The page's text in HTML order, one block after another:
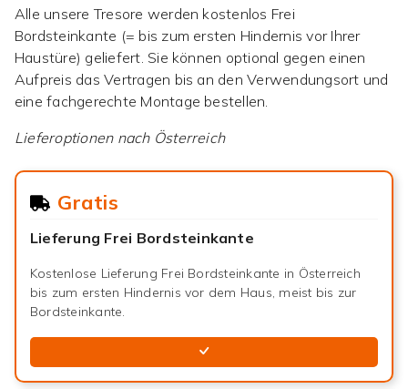
Alle unsere Tresore werden kostenlos Frei
Bordsteinkante (= bis zum ersten Hindernis vor Ihrer
Haustüre) geliefert. Sie können optional gegen einen
Aufpreis das Vertragen bis an den Verwendungsort und
eine fachgerechte Montage bestellen.
Lieferoptionen nach Österreich
Gratis
Lieferung Frei Bordsteinkante
Kostenlose Lieferung Frei Bordsteinkante in Österreich
bis zum ersten Hindernis vor dem Haus, meist bis zur
Bordsteinkante.